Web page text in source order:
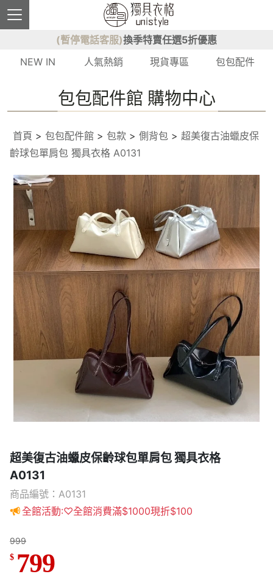
(暫停電話客服)換季特賣任選5折優惠
NEW IN
人氣熱銷 現貨專區 包包配件
包包配件館 購物中心
首頁 > 包包配件館 > 包款 > 側背包 > 超美復古油蠟皮保
齡球包單肩包 獨具衣格 A0131
超美復古油蠟皮保齡球包單肩包 獨具衣格
A0131
商品編號：A0131
全館活動:♡全館消費滿$1000現折$100
999
$ 799